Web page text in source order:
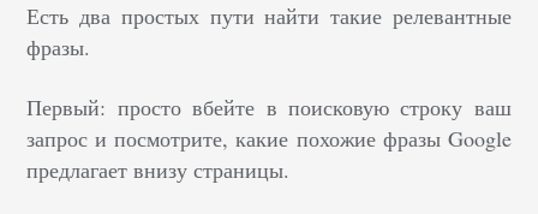
Есть два простых пути найти такие релевантные
фразы.
Первый: просто вбейте в поисковую строку ваш
запрос и посмотрите, какие похожие фразы Google
предлагает внизу страницы.